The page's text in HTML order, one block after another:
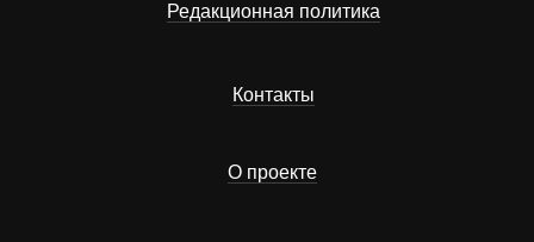
Редакционная политика
Контакты
О проекте